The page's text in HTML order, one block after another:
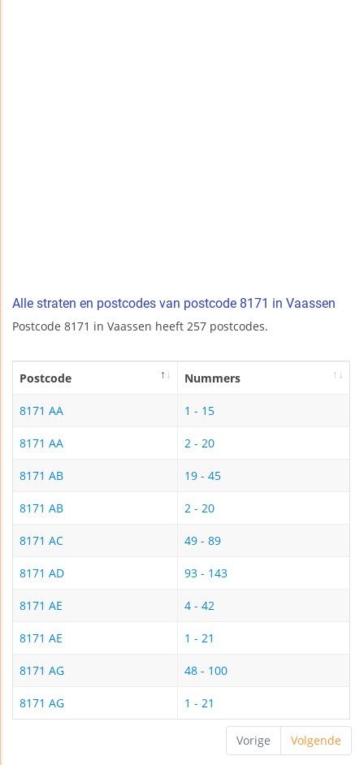
Alle straten en postcodes van postcode 8171 in Vaassen
Postcode 8171 in Vaassen heeft 257 postcodes.
Postcode Nummers
8171 AA 1 - 15
8171 AA 2 - 20
8171 AB 19 - 45
8171 AB 2 - 20
8171 AC 49 - 89
8171 AD 93 - 143
8171 AE 4 - 42
8171 AE 1 - 21
8171 AG 48 - 100
8171 AG 1 - 21
Vorige Volgende